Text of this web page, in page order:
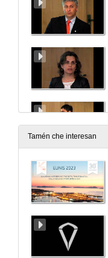
Tamén che interesan